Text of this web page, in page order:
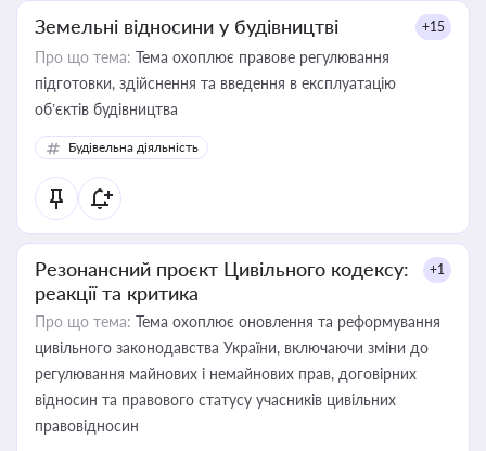
Земельні відносини у будівництві +15
Про що тема: Тема охоплює правове регулювання
підготовки, здійснення та введення в експлуатацію
об’єктів будівництва
Будівельна діяльність
Резонансний проєкт Цивільного кодексу:
реакції та критика
+1
Про що тема: Тема охоплює оновлення та реформування
цивільного законодавства України, включаючи зміни до
регулювання майнових і немайнових прав, договірних
відносин та правового статусу учасників цивільних
правовідносин